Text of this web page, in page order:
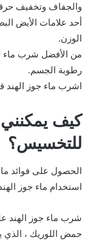
والجفاف وتخفيف
أحد علامات الأيض
الوزن.
من الأفضل شرب ماء
رطوبة الجسم.
اشرب ماء جوز الهند
كيف يمكنني
للتخسيس؟
الحصول على فوائد
استخدام ماء جوز
شرب ماء جوز الهند
حمض اللوريك ،